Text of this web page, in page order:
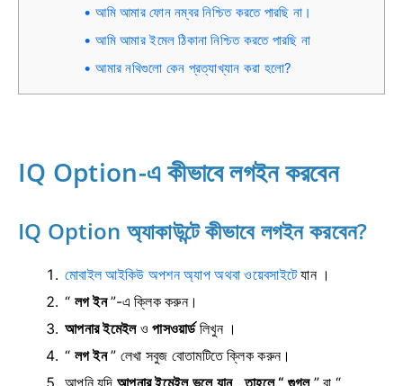
আমি আমার ফোন নম্বর নিশ্চিত করতে পারছি না।
আমি আমার ইমেল ঠিকানা নিশ্চিত করতে পারছি না
আমার নথিগুলো কেন প্রত্যাখ্যান করা হলো?
IQ Option-এ কীভাবে লগইন করবেন
IQ Option অ্যাকাউন্টে কীভাবে লগইন করবেন?
মোবাইল আইকিউ অপশন অ্যাপ অথবা ওয়েবসাইটেযান ।
“ লগ ইন”-এ ক্লিক করুন।
আপনার ইমেইলওপাসওয়ার্ডলিখুন ।
“ লগ ইন” লেখা সবুজ বোতামটিতে ক্লিক করুন।